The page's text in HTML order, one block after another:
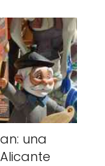
una